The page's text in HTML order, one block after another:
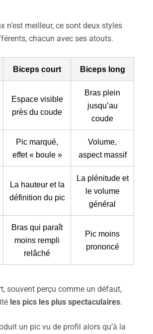
n’est meilleur, ce sont deux styles
chacun avec ses atouts.
Biceps court Biceps long
Espace visible
près du coude
Bras plein
jusqu’au
coude
Pic marqué,
effet « boule »
Volume,
aspect massif
La hauteur et la
définition du pic
La plénitude et
le volume
général
Bras qui paraît
moins rempli
relâché
Pic moins
prononcé
souvent perçu comme un défaut,
les pics les plus spectaculaires.
un pic vu de profil alors qu’à la